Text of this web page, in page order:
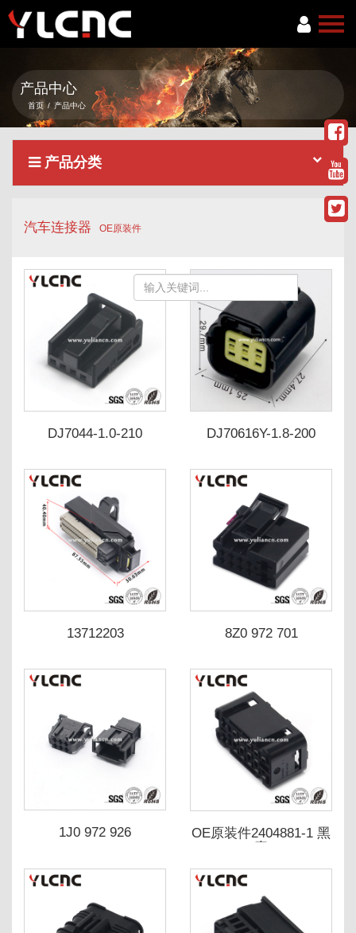
首页
关于我们
产品中心
新闻资讯
联系我们
产品中心
首页 / 产品中心
产品分类
汽车连接器 OE原装件
DJ7044-1.0-210
DJ70616Y-1.8-200
13712203 8Z0 972 701
1J0 972 926
OE原装件2404881-1 黑
壳